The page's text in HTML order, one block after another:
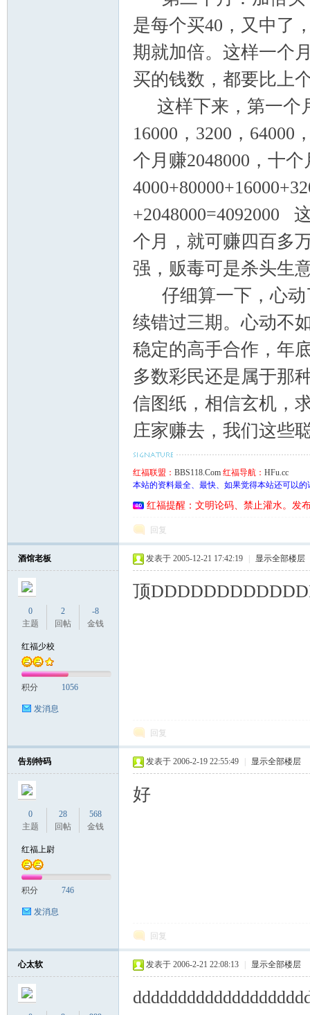
是每个买40，又中了
期就加倍。这样一个
买的钱数，都要比上
这样下来，第一个
16000，3200，64000
个月赚2048000，十个
+2048000=4092000
个月，就可赚四百多
强，贩毒可是杀头生
仔细算一下，心动
续错过三期。心动不
稳定的高手合作，年
多数彩民还是属于那
信图纸，相信玄机，
庄家赚去，我们这些
红福联盟： BBS118.Com 红福导航： HFu.cc
本站的资料最全、最快、如果觉得本站还可以
红福提醒：文明论码、禁止灌水。发
回复
酒馆老板
0
主题
2
回帖
-8
金钱
红福少校
积分 1056
发消息
发表于 2005-12-21 17:42:19 显示全部楼层
顶
回复
告别特码
0
主题
28
回帖
568
金钱
红福上尉
积分 746
发消息
发表于 2006-2-19 22:55:49 显示全部楼层
好
回复
心太软 发表于 2006-2-21 22:08:13 显示全部楼层